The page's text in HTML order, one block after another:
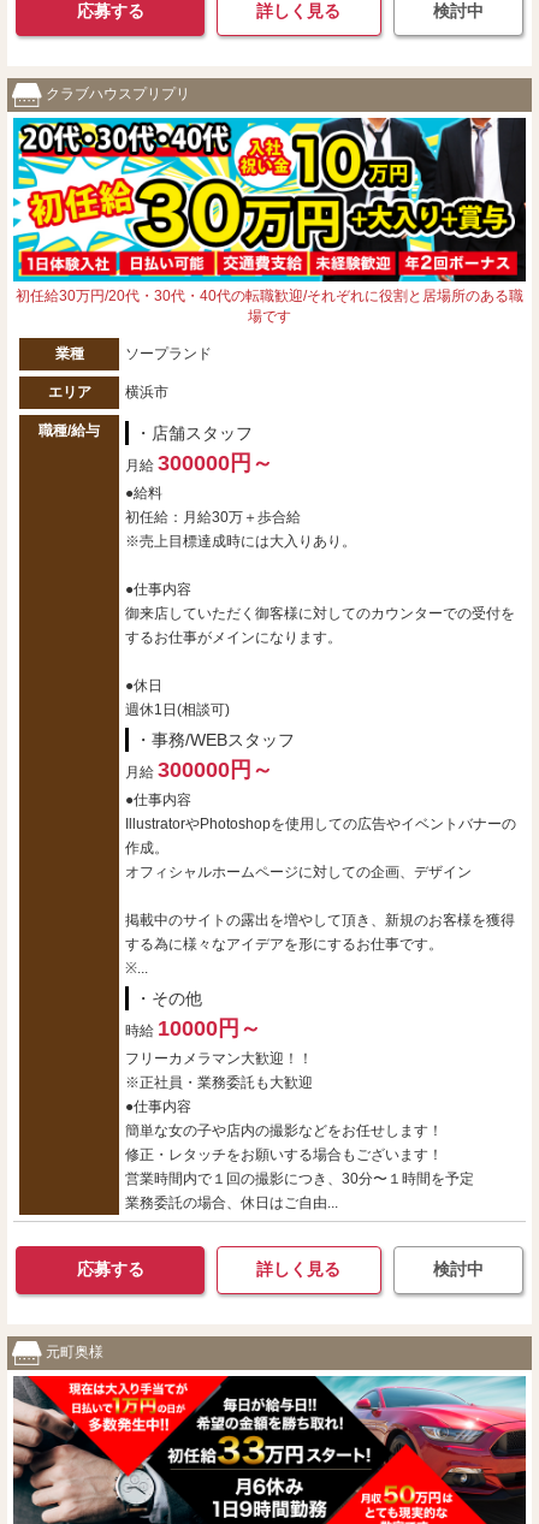
応募する 詳しく見る 検討中
クラブハウスプリプリ
初任給30万円/20代・30代・40代の転職歓迎/それぞれに役割と居場所のある職
場です
業種 ソープランド
エリア 横浜市
職種/給与 ・店舗スタッフ
月給 300000円～
●給料
初任給：月給30万＋歩合給
※売上目標達成時には大入りあり。
●仕事内容
御来店していただく御客様に対してのカウンターでの受付を
するお仕事がメインになります。
●休日
週休1日(相談可)
・事務/WEBスタッフ
月給 300000円～
●仕事内容
IllustratorやPhotoshopを使用しての広告やイベントバナーの
作成。
オフィシャルホームページに対しての企画、デザイン
掲載中のサイトの露出を増やして頂き、新規のお客様を獲得
する為に様々なアイデアを形にするお仕事です。
※...
・その他
時給 10000円～
フリーカメラマン大歓迎！！
※正社員・業務委託も大歓迎
●仕事内容
簡単な女の子や店内の撮影などをお任せします！
修正・レタッチをお願いする場合もございます！
営業時間内で１回の撮影につき、30分〜１時間を予定
業務委託の場合、休日はご自由...
応募する 詳しく見る 検討中
元町奥様